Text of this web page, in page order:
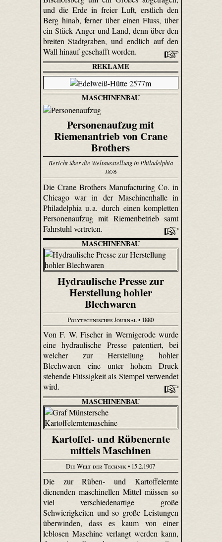
und die Erde in freier Luft, erstlich den
Berg hinab, ferner über einen Fluss, über
ein Stück Anger und Land, denn über den
breiten Stadtgraben, und endlich auf den
Wall hinauf geschafft worden.
REKLAME
MASCHINENBAU
Personenaufzug mit
Riemenantrieb von Crane
Brothers
Bericht über die Weltausstellung in Philadelphia
1876
Die Crane Brothers Manu­factu­ring Co. in
Chicago war in der Maschinenhalle in
Philadelphia u. a. durch einen kompletten
Personenaufzug mit Riemenbetrieb samt
Fahrstuhl vertreten.
MASCHINENBAU
Hydraulische Presse zur
Herstellung hohler
Blechwaren
Polytechnisches Journal• 1880
Von F. W. Fischer in Wernigerode wurde
eine hydraulische Presse patentiert, bei
welcher zur Herstellung hohler
Blechwaren eine unter hohem Druck
stehende Flüssigkeit als Stempel verwendet
wird.
MASCHINENBAU
Kartoffel- und Rübenernte
mittels Maschinen
Die Welt der Technik• 15.2.1907
Die zur Rüben- und Kartoffelernte
dienenden maschinellen Mittel müssen so
viel verschiedenartige große
Schwierigkeiten und so große Leistungen
überwinden, dass es kaum von einer
leblosen Maschine verlangt werden kann,